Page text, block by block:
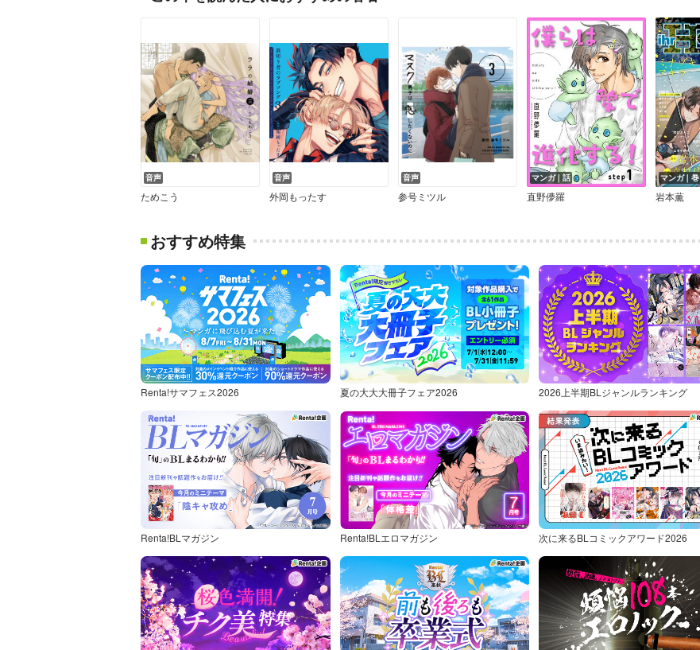
音声
ためこう
音声
外岡もったす
音声
参号ミツル
マンガ｜話
直野儚羅
マンガ｜巻
岩本薫
おすすめ特集
Renta!サマフェス2026 夏の大大大冊子フェア2026 2026上半期BLジャンルランキング
Renta!BLマガジン Renta!BLエロマガジン 次に来るBLコミックアワード2026